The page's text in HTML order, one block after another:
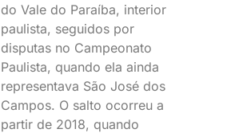
do Vale do Paraíba, interior
paulista, seguidos por
disputas no Campeonato
Paulista, quando ela ainda
representava São José dos
Campos. O salto ocorreu a
partir de 2018, quando